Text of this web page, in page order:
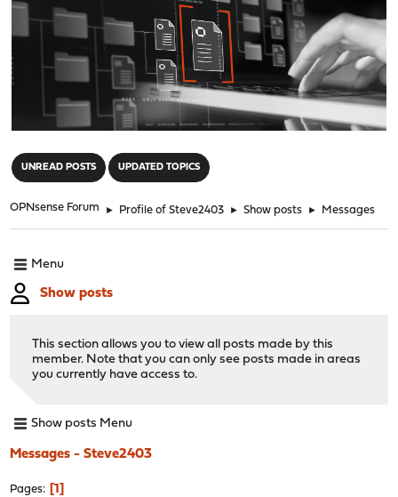
UNREAD POSTS UPDATED TOPICS
OPNsense Forum ► Profile of Steve2403 ► Show posts ► Messages
Menu
Show posts
This section allows you to view all posts made by this
member. Note that you can only see posts made in areas
you currently have access to.
Show posts Menu
Messages - Steve2403
Pages 1